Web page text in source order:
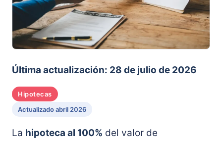
Última actualización: 28 de julio de 2026
Hipotecas
Actualizado abril 2026
La hipoteca al 100% del valor de